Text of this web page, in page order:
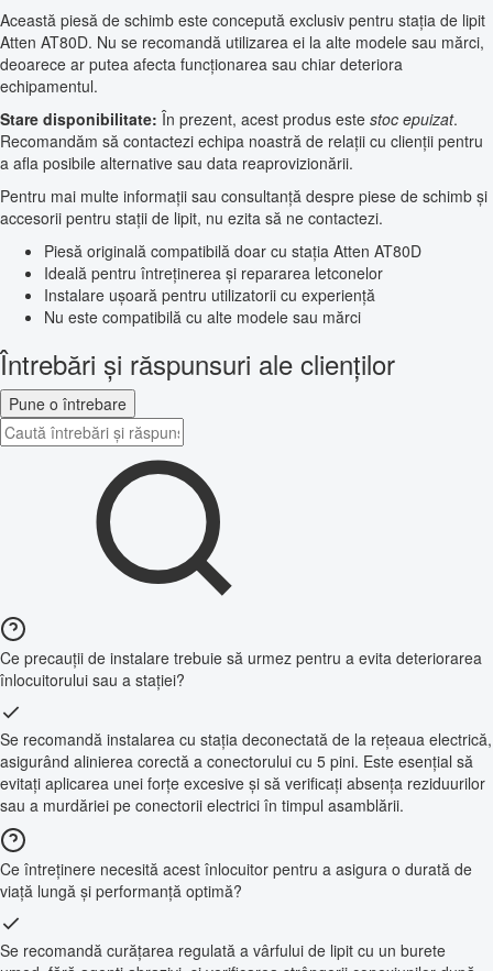
Această piesă de schimb este concepută exclusiv pentru stația de lipit
Atten AT80D. Nu se recomandă utilizarea ei la alte modele sau mărci,
deoarece ar putea afecta funcționarea sau chiar deteriora
echipamentul.
Stare disponibilitate: În prezent, acest produs este stoc epuizat.
Recomandăm să contactezi echipa noastră de relații cu clienții pentru
a afla posibile alternative sau data reaprovizionării.
Pentru mai multe informații sau consultanță despre piese de schimb și
accesorii pentru stații de lipit, nu ezita să ne contactezi.
Piesă originală compatibilă doar cu stația Atten AT80D
Ideală pentru întreținerea și repararea letconelor
Instalare ușoară pentru utilizatorii cu experiență
Nu este compatibilă cu alte modele sau mărci
Întrebări și răspunsuri ale clienților
Pune o întrebare
Ce precauții de instalare trebuie să urmez pentru a evita deteriorarea
înlocuitorului sau a stației?
Se recomandă instalarea cu stația deconectată de la rețeaua electrică,
asigurând alinierea corectă a conectorului cu 5 pini. Este esențial să
evitați aplicarea unei forțe excesive și să verificați absența reziduurilor
sau a murdăriei pe conectorii electrici în timpul asamblării.
Ce întreținere necesită acest înlocuitor pentru a asigura o durată de
viață lungă și performanță optimă?
Se recomandă curățarea regulată a vârfului de lipit cu un burete